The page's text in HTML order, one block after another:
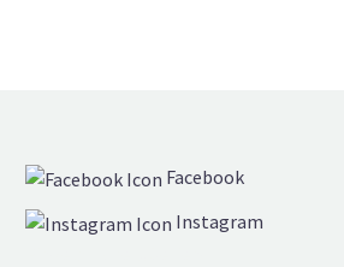
Facebook
Instagram